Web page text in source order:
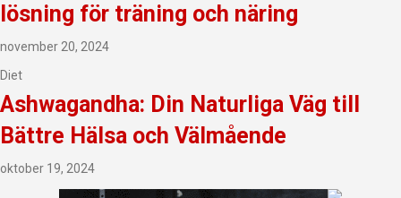
lösning för träning och näring
november 20, 2024
Diet
Ashwagandha: Din Naturliga Väg till
Bättre Hälsa och Välmående
oktober 19, 2024